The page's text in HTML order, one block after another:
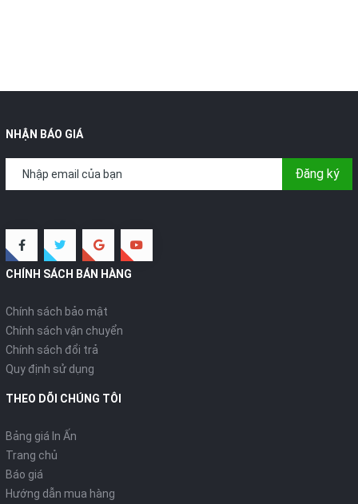
NHẬN BÁO GIÁ
Đăng ký
CHÍNH SÁCH BÁN HÀNG
Chính sách bảo mật
Chính sách vận chuyển
Chính sách đổi trả
Quy định sử dụng
THEO DÕI CHÚNG TÔI
Bảng giá In Ấn
Trang chủ
Báo giá
Hướng dẫn mua hàng